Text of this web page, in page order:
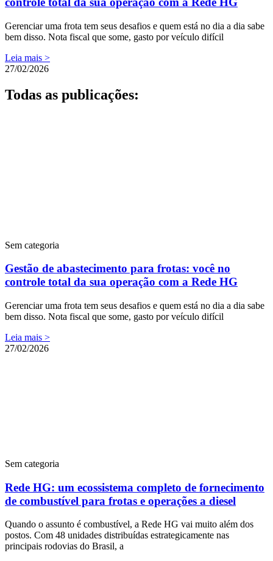
Gerenciar uma frota tem seus desafios e quem está no dia a dia sabe
bem disso. Nota fiscal que some, gasto por veículo difícil
Leia mais >
27/02/2026
Todas as publicações:
Sem categoria
Gestão de abastecimento para frotas: você no
controle total da sua operação com a Rede HG
Gerenciar uma frota tem seus desafios e quem está no dia a dia sabe
bem disso. Nota fiscal que some, gasto por veículo difícil
Leia mais >
27/02/2026
Sem categoria
Rede HG: um ecossistema completo de fornecimento
de combustível para frotas e operações a diesel
Quando o assunto é combustível, a Rede HG vai muito além dos
postos. Com 48 unidades distribuídas estrategicamente nas
principais rodovias do Brasil, a